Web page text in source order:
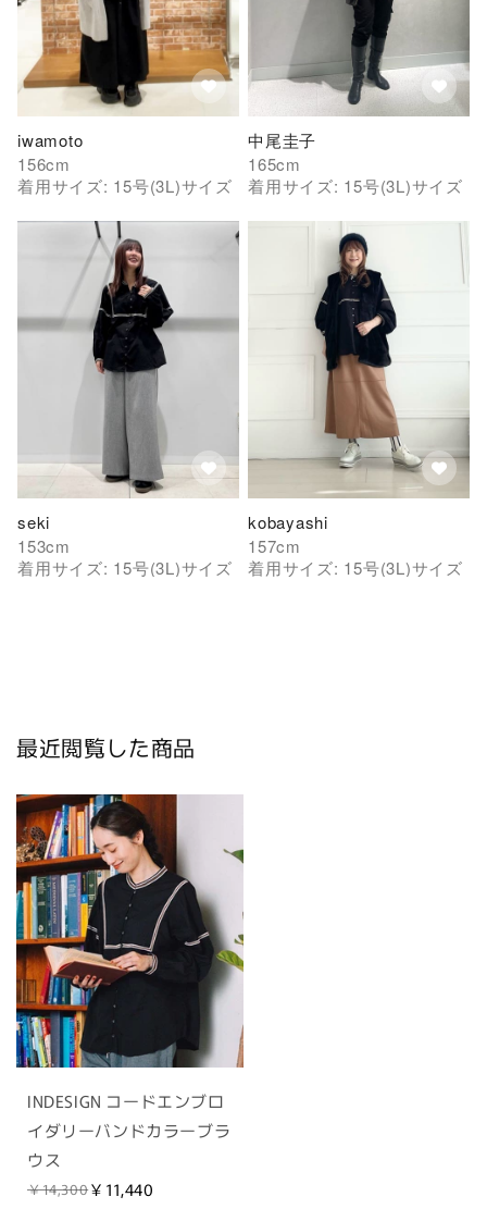
iwamoto
156cm
着用サイズ: 15号(3L)サイズ
中尾圭子
165cm
着用サイズ: 15号(3L)サイズ
seki
153cm
着用サイズ: 15号(3L)サイズ
kobayashi
157cm
着用サイズ: 15号(3L)サイズ
最近閲覧した商品
INDESIGN コードエンブロ
イダリーバンドカラーブラ
ウス
￥14,300￥11,440